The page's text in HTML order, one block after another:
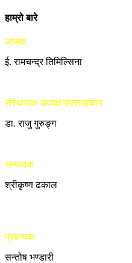
हाम्रो बारे
अध्यक्ष
ई. रामचन्द्र तिमिल्सिना
संस्थापक अध्यक्ष/सल्लाहकार
डा. राजु गुरुङ्ग
सम्पादक
श्रीकृष्ण ढकाल
प्रबन्धक
सन्तोष भण्डारी